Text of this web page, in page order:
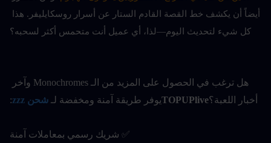
كل شيء لتحديث اليوم—لذا، أي عميل أنت متحمس أكثر لسحبه؟
أخبار اللعبة؟TOPUPliveيوفر طريقة آمنة ومخفضة لـ شحن zzz :
✅ شريك رسمي بمعاملات آمنة